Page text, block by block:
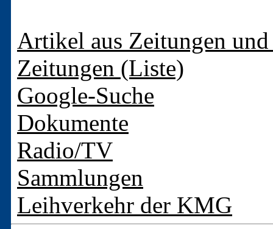
Artikel aus Zeitungen
Zeitungen (Liste)
Google-Suche
Dokumente
Radio/TV
Sammlungen
Leihverkehr der KMG